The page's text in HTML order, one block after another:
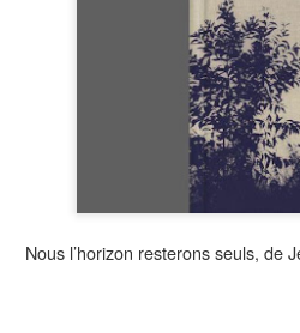
Nous l’horizon resterons seuls, de
Cinéma COTON